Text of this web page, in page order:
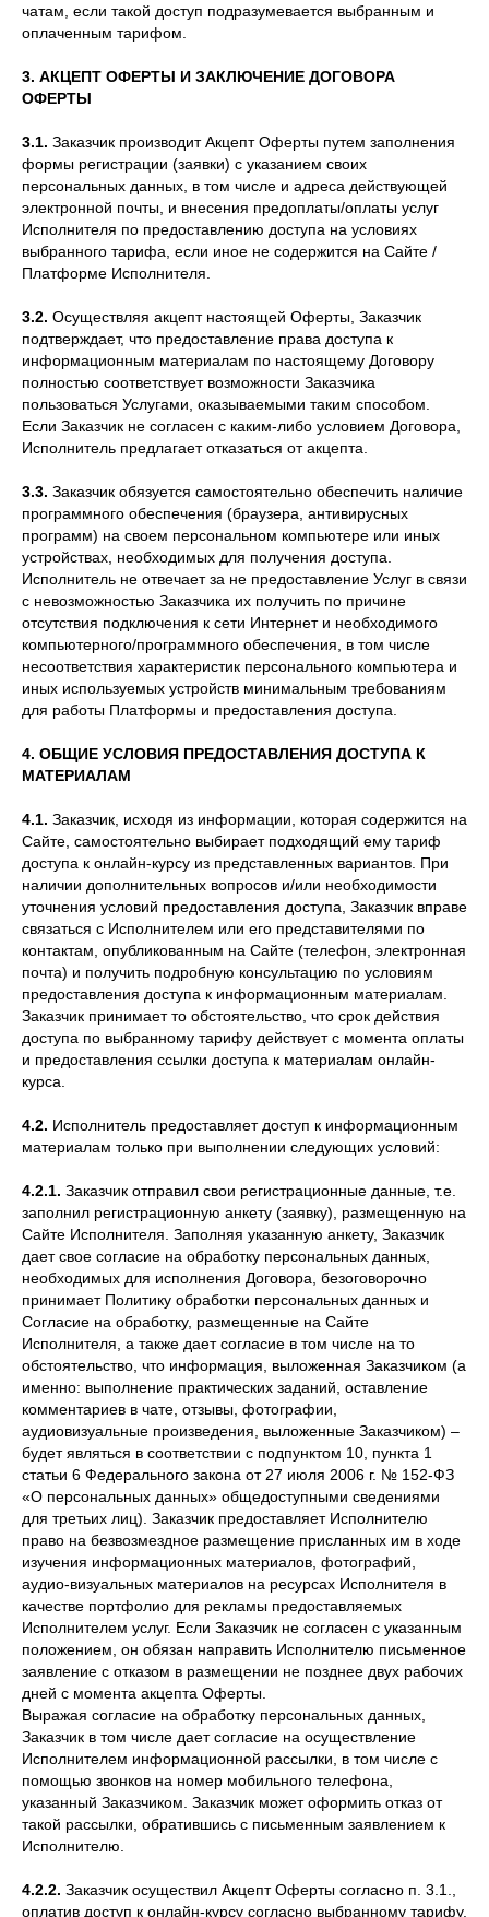
чатам, если такой доступ подразумевается выбранным и
оплаченным тарифом.
3. АКЦЕПТ ОФЕРТЫ И ЗАКЛЮЧЕНИЕ ДОГОВОРА
ОФЕРТЫ
3.1. Заказчик производит Акцепт Оферты путем заполнения
формы регистрации (заявки) с указанием своих
персональных данных, в том числе и адреса действующей
электронной почты, и внесения предоплаты/оплаты услуг
Исполнителя по предоставлению доступа на условиях
выбранного тарифа, если иное не содержится на Сайте /
Платформе Исполнителя.
3.2. Осуществляя акцепт настоящей Оферты, Заказчик
подтверждает, что предоставление права доступа к
информационным материалам по настоящему Договору
полностью соответствует возможности Заказчика
пользоваться Услугами, оказываемыми таким способом.
Если Заказчик не согласен с каким-либо условием Договора,
Исполнитель предлагает отказаться от акцепта.
3.3. Заказчик обязуется самостоятельно обеспечить наличие
программного обеспечения (браузера, антивирусных
программ) на своем персональном компьютере или иных
устройствах, необходимых для получения доступа.
Исполнитель не отвечает за не предоставление Услуг в связи
с невозможностью Заказчика их получить по причине
отсутствия подключения к сети Интернет и необходимого
компьютерного/программного обеспечения, в том числе
несоответствия характеристик персонального компьютера и
иных используемых устройств минимальным требованиям
для работы Платформы и предоставления доступа.
4. ОБЩИЕ УСЛОВИЯ ПРЕДОСТАВЛЕНИЯ ДОСТУПА К
МАТЕРИАЛАМ
4.1. Заказчик, исходя из информации, которая содержится на
Сайте, самостоятельно выбирает подходящий ему тариф
доступа к онлайн-курсу из представленных вариантов. При
наличии дополнительных вопросов и/или необходимости
уточнения условий предоставления доступа, Заказчик вправе
связаться с Исполнителем или его представителями по
контактам, опубликованным на Сайте (телефон, электронная
почта) и получить подробную консультацию по условиям
предоставления доступа к информационным материалам.
Заказчик принимает то обстоятельство, что срок действия
доступа по выбранному тарифу действует с момента оплаты
и предоставления ссылки доступа к материалам онлайн-
курса.
4.2. Исполнитель предоставляет доступ к информационным
материалам только при выполнении следующих условий:
4.2.1. Заказчик отправил свои регистрационные данные, т.е.
заполнил регистрационную анкету (заявку), размещенную на
Сайте Исполнителя. Заполняя указанную анкету, Заказчик
дает свое согласие на обработку персональных данных,
необходимых для исполнения Договора, безоговорочно
принимает Политику обработки персональных данных и
Согласие на обработку, размещенные на Сайте
Исполнителя, а также дает согласие в том числе на то
обстоятельство, что информация, выложенная Заказчиком (а
именно: выполнение практических заданий, оставление
комментариев в чате, отзывы, фотографии,
аудиовизуальные произведения, выложенные Заказчиком) –
будет являться в соответствии с подпунктом 10, пункта 1
статьи 6 Федерального закона от 27 июля 2006 г. № 152-ФЗ
«О персональных данных» общедоступными сведениями
для третьих лиц). Заказчик предоставляет Исполнителю
право на безвозмездное размещение присланных им в ходе
изучения информационных материалов, фотографий,
аудио-визуальных материалов на ресурсах Исполнителя в
качестве портфолио для рекламы предоставляемых
Исполнителем услуг. Если Заказчик не согласен с указанным
положением, он обязан направить Исполнителю письменное
заявление с отказом в размещении не позднее двух рабочих
дней с момента акцепта Оферты.
Выражая согласие на обработку персональных данных,
Заказчик в том числе дает согласие на осуществление
Исполнителем информационной рассылки, в том числе с
помощью звонков на номер мобильного телефона,
указанный Заказчиком. Заказчик может оформить отказ от
такой рассылки, обратившись с письменным заявлением к
Исполнителю.
4.2.2. Заказчик осуществил Акцепт Оферты согласно п. 3.1.,
оплатив доступ к онлайн-курсу согласно выбранному тарифу.